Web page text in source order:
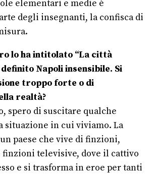
elementari e medie è
degli insegnanti, la confisca di
lo ha intitolato “La città
Napoli insensibile. Si
troppo forte o di
realtà?
spero di suscitare qualche
situazione in cui viviamo. La
paese che vive di finzioni,
finzioni televisive, dove il cattivo
e si trasforma in eroe per tanti